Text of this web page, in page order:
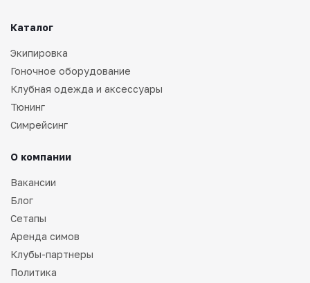
Каталог
Экипировка
Гоночное оборудование
Клубная одежда и аксессуары
Тюнинг
Симрейсинг
О компании
Вакансии
Блог
Сетапы
Аренда симов
Клубы-партнеры
Политика